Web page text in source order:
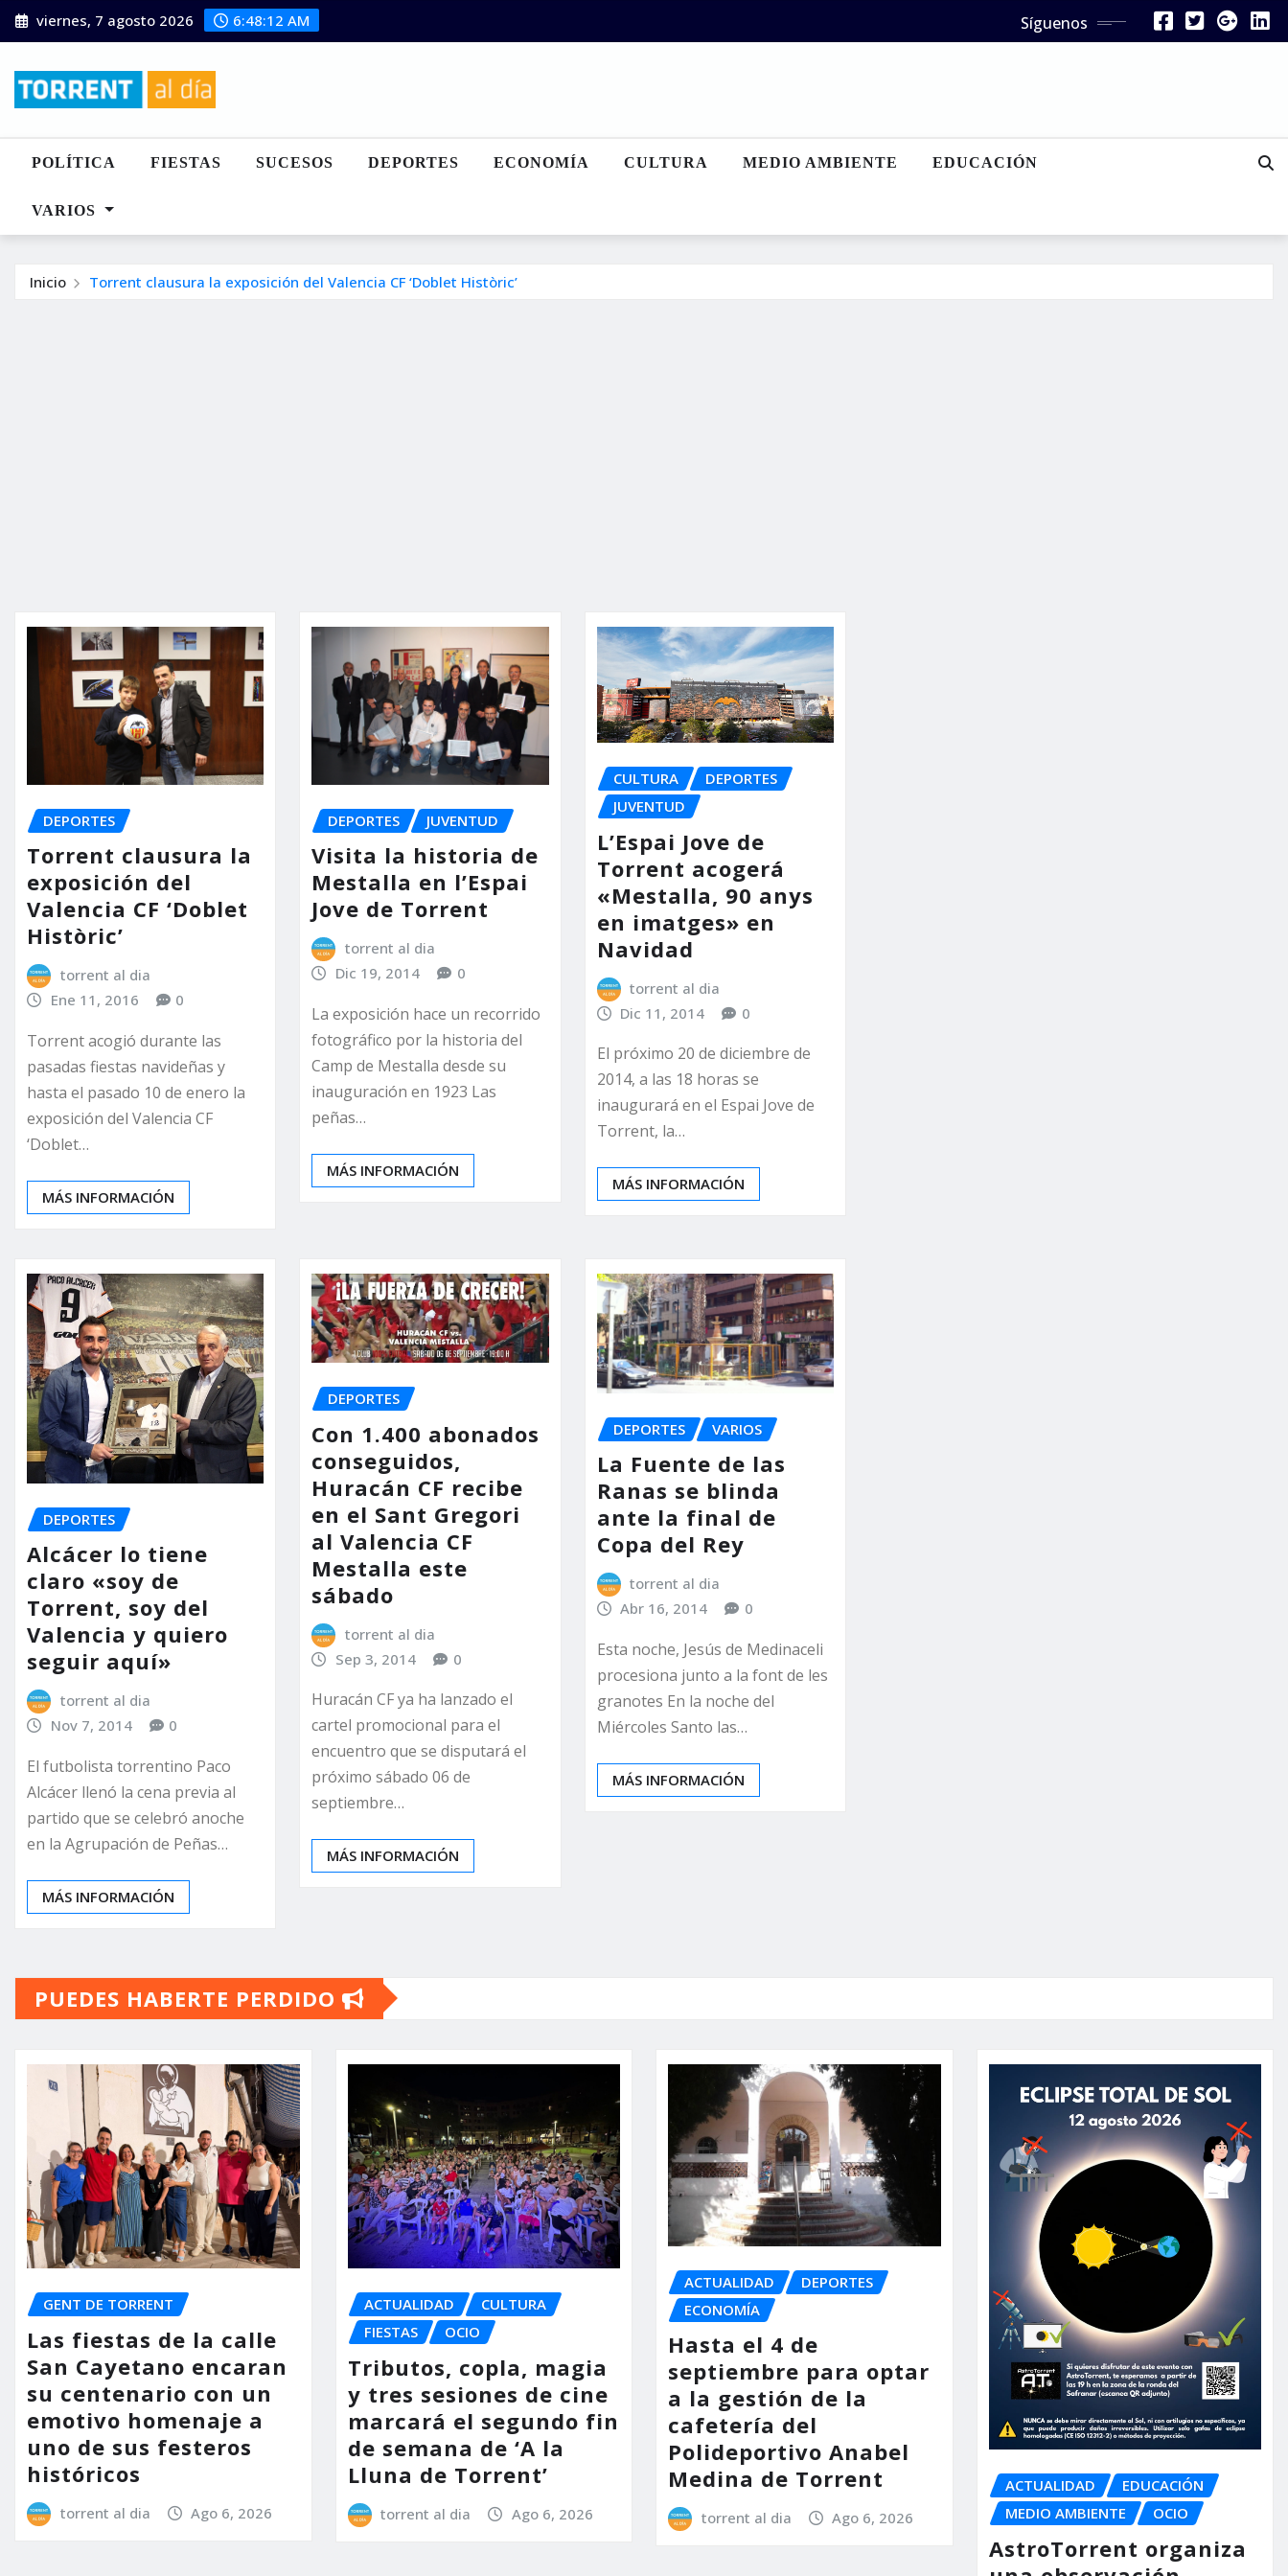
Saltar
al
viernes, 7 agosto 2026 6:48:13 AM Síguenos
POLÍTICA FIESTAS SUCESOS DEPORTES ECONOMÍA CULTURA MEDIO AMBIENTE EDUCACIÓN
VARIOS
Inicio Torrent clausura la exposición del Valencia CF ‘Doblet Històric’
DEPORTES
Torrent clausura la
exposición del
Valencia CF ‘Doblet
Històric’
torrent al dia
Ene 11, 2016
0
Torrent acogió durante las
pasadas fiestas navideñas y
hasta el pasado 10 de enero la
exposición del Valencia CF
‘Doblet…
MÁS INFORMACIÓN
DEPORTES JUVENTUD
Visita la historia de
Mestalla en l’Espai
Jove de Torrent
torrent al dia
Dic 19, 2014
0
La exposición hace un recorrido
fotográfico por la historia del
Camp de Mestalla desde su
inauguración en 1923 Las
peñas…
MÁS INFORMACIÓN
CULTURA
DEPORTES
JUVENTUD
L’Espai Jove de
Torrent acogerá
«Mestalla, 90 anys
en imatges» en
Navidad
torrent al dia
Dic 11, 2014
0
El próximo 20 de diciembre de
2014, a las 18 horas se
inaugurará en el Espai Jove de
Torrent, la…
MÁS INFORMACIÓN
DEPORTES
Alcácer lo tiene
claro «soy de
Torrent, soy del
Valencia y quiero
seguir aquí»
torrent al dia
Nov 7, 2014
0
El futbolista torrentino Paco
Alcácer llenó la cena previa al
partido que se celebró anoche
en la Agrupación de Peñas…
MÁS INFORMACIÓN
DEPORTES
Con 1.400 abonados
conseguidos,
Huracán CF recibe
en el Sant Gregori
al Valencia CF
Mestalla este
sábado
torrent al dia
Sep 3, 2014
0
Huracán CF ya ha lanzado el
cartel promocional para el
encuentro que se disputará el
próximo sábado 06 de
septiembre…
MÁS INFORMACIÓN
DEPORTES VARIOS
La Fuente de las
Ranas se blinda
ante la final de
Copa del Rey
torrent al dia
Abr 16, 2014
0
Esta noche, Jesús de Medinaceli
procesiona junto a la font de les
granotes En la noche del
Miércoles Santo las…
MÁS INFORMACIÓN
PUEDES HABERTE PERDIDO
GENT DE TORRENT
Las fiestas de la calle
San Cayetano encaran
su centenario con un
emotivo homenaje a
uno de sus festeros
históricos
torrent al dia Ago 6, 2026
ACTUALIDAD
CULTURA
FIESTAS
OCIO
Tributos, copla, magia
y tres sesiones de cine
marcará el segundo fin
de semana de ‘A la
Lluna de Torrent’
torrent al dia Ago 6, 2026
ACTUALIDAD
DEPORTES
ECONOMÍA
Hasta el 4 de
septiembre para optar
a la gestión de la
cafetería del
Polideportivo Anabel
Medina de Torrent
torrent al dia Ago 6, 2026
ACTUALIDAD
EDUCACIÓN
MEDIO AMBIENTE
OCIO
AstroTorrent organiza